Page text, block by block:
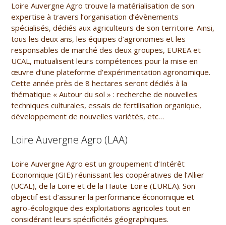
Loire Auvergne Agro trouve la matérialisation de son
expertise à travers l’organisation d’évènements
spécialisés, dédiés aux agriculteurs de son territoire. Ainsi,
tous les deux ans, les équipes d’agronomes et les
responsables de marché des deux groupes, EUREA et
UCAL, mutualisent leurs compétences pour la mise en
œuvre d’une plateforme d’expérimentation agronomique.
Cette année près de 8 hectares seront dédiés à la
thématique « Autour du sol » : recherche de nouvelles
techniques culturales, essais de fertilisation organique,
développement de nouvelles variétés, etc…
Loire Auvergne Agro (LAA)
Loire Auvergne Agro est un groupement d’Intérêt
Economique (GIE) réunissant les coopératives de l’Allier
(UCAL), de la Loire et de la Haute-Loire (EUREA). Son
objectif est d’assurer la performance économique et
agro-écologique des exploitations agricoles tout en
considérant leurs spécificités géographiques.